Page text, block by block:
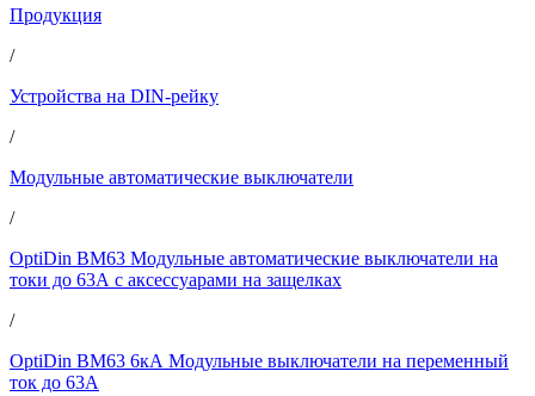
Продукция
/
Устройства на DIN-рейку
/
Модульные автоматические выключатели
/
OptiDin BM63 Модульные автоматические выключатели на
токи до 63А с аксессуарами на защелках
/
OptiDin BM63 6кА Модульные выключатели на переменный
ток до 63А